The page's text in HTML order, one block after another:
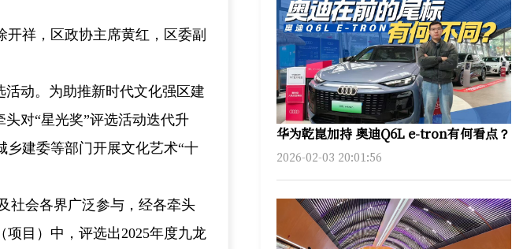
祥，区政协主席黄红，区委副
活动。为助推新时代文化强区建
对“星光奖”评选活动迭代升
建委等部门开展文化艺术“十
社会各界广泛参与，经各牵头
目）中，评选出2025年度九龙
华为乾崑加持 奥迪Q6L e-tron有何看点？
2026-02-03 20:01:56